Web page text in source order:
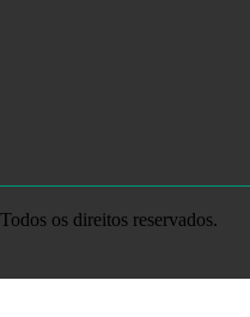
os direitos reservados.